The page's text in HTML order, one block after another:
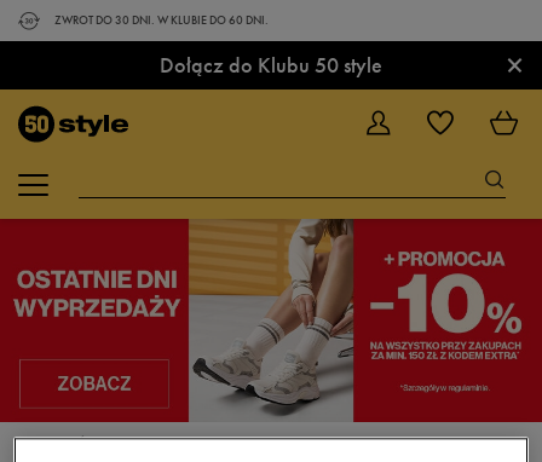
ZWROT DO 30 DNI. W KLUBIE DO 60 DNI.
Dołącz do Klubu 50 style ×
STRONA GŁÓWNA ADIDAS NEMEZIZ